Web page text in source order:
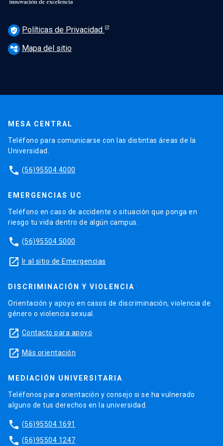
verified_user Políticas de Privacidad
account_tree Mapa del sitio
MESA CENTRAL
Teléfono para comunicarse con las distintas áreas de la
Universidad.
phone (56)95504 4000
EMERGENCIAS UC
Teléfono en caso de accidente o situación que ponga en
riesgo tu vida dentro de algún campus.
phone (56)95504 5000
launch Ir al sitio de Emergencias
DISCRIMINACIÓN Y VIOLENCIA
Orientación y apoyo en casos de discriminación, violencia de
género o violencia sexual.
launch Contacto para apoyo
launch Más orientación
MEDIACIÓN UNIVERSITARIA
Teléfonos para orientación y consejo si se ha vulnerado
alguno de tus derechos en la universidad.
phone (56)95504 1691
phone (56)95504 1247